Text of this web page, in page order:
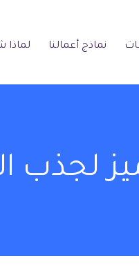
نماذج أعمالنا لماذا
لجذب